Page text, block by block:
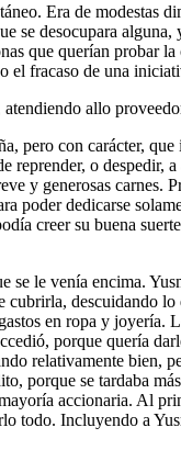
Era de modestas
se desocupara
que querían probar
el fracaso de una
allo
pero con carácter,
o despedir,
y generosas carnes.
poder dedicarse
creer su buena
le venía encima.
descuidando
en ropa y
porque quería
relativamente bien,
porque se tardaba
accionaria. Al
todo. Incluyendo a